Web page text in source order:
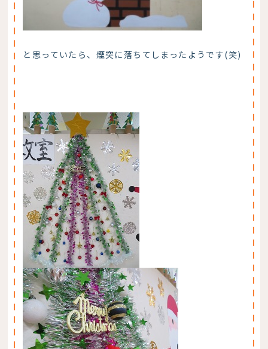
と思っていたら、煙突に落ちてしまったようです(笑)